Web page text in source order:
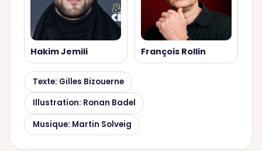
Hakim Jemili François Rollin
Texte: Gilles Bizouerne
Illustration: Ronan Badel
Musique: Martin Solveig